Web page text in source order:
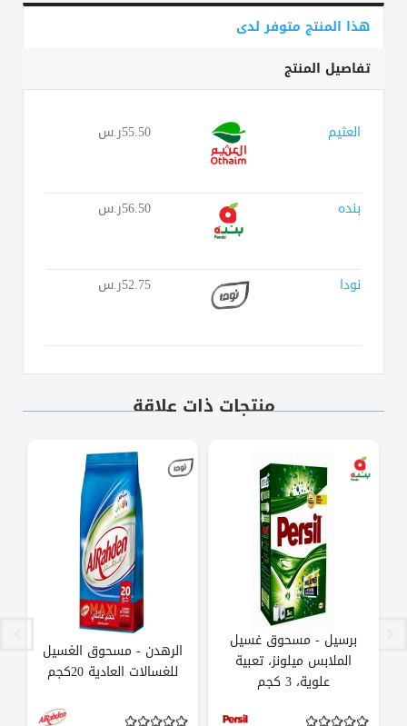
هذا المنتج متوفر لدى
تفاصيل المنتج
العثيم 55.50ر.س
بنده 56.50ر.س
نودا 52.75ر.س
منتجات ذات علاقة
برسيل - مسحوق غسيل
الملابس ميلونز، تعبية
علوية، 3 كجم
الرهدن - مسحوق الغسيل
للغسالات العادية 20كجم